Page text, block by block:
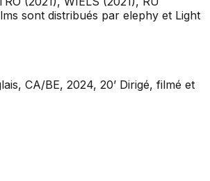
sont distribués par elephy et Light
CA/BE, 2024, 20’ Dirigé, filmé et